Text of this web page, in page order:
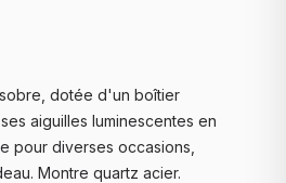
dotée d'un boîtier
aiguilles luminescentes en
pour diverses occasions,
Montre quartz acier.